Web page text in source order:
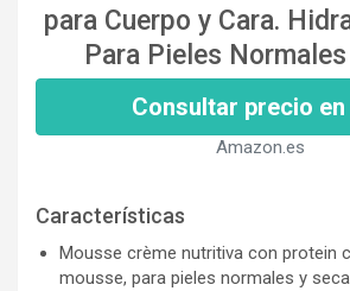
para Cuerpo y Cara.
Para Pieles
Consultar precio
Amazon.es
Características
Mousse crème nutritiva con protein
mousse, para pieles normales y